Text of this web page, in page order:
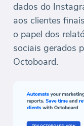
dados do
aos clientes
o papel dos
sociais gerados
Octoboard.